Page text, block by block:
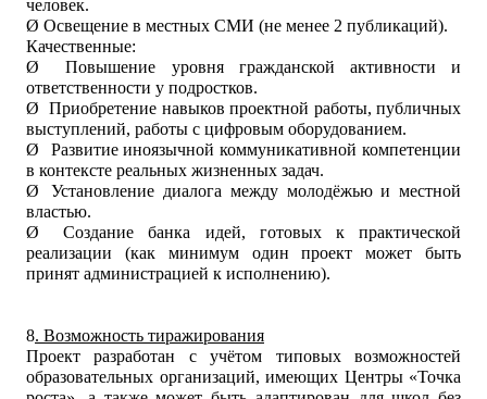
человек.
Ø Освещение в местных СМИ (не менее 2 публикаций).
Качественные:
Ø
Повышение уровня гражданской активности и
ответственности у подростков.
Ø Приобретение навыков проектной работы, публичных
выступлений, работы с цифровым оборудованием.
Ø
Развитие иноязычной коммуникативной компетенции
в контексте реальных жизненных задач.
Ø
Установление диалога между молодёжью и местной
властью.
Ø
Создание банка идей, готовых к практической
реализации (как минимум один проект может быть
принят администрацией к исполнению).
8. Возможность тиражирования
Проект разработан с учётом типовых возможностей
образовательных организаций, имеющих Центры «Точка